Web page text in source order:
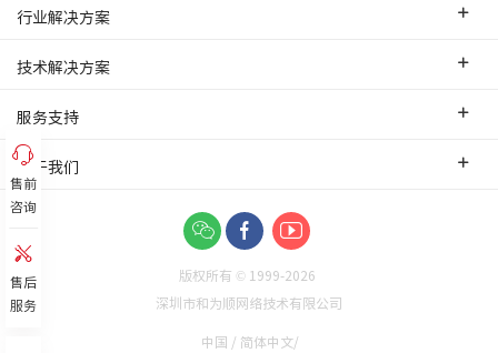
企业级路由器
网桥
网络安全
网络工具及配件
行业解决方案
中小企业
智慧酒店
智慧工厂
别墅网络
技术解决方案
SD-WAN互联
PoE监控传输
服务支持
办事处
售前服务
功能应用
故障排查
关于我们
联系我们
企业新闻
版权所有 © 1999-2026
深圳市和为顺网络技术有限公司
中国 / 简体中文/
售前
咨询
售后
服务